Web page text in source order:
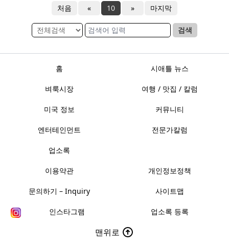
처음 « 10 » 마지막
검색
홈 시애틀 뉴스
벼룩시장 여행 / 맛집 / 칼럼
미국 정보 커뮤니티
엔터테인먼트 전문가칼럼
업소록
이용약관 개인정보정책
문의하기 – Inquiry 사이트맵
인스타그램 업소록 등록
맨위로